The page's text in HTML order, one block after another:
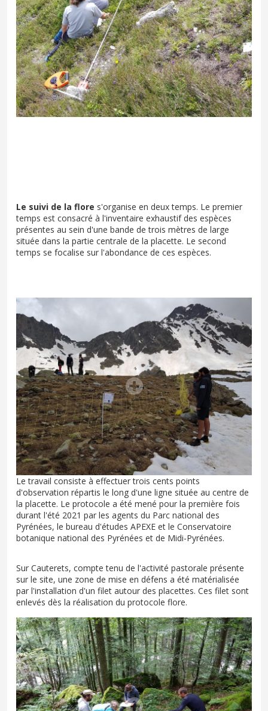
Le suivi de la flore s'organise en deux temps. Le premier
temps est consacré à l'inventaire exhaustif des espèces
présentes au sein d'une bande de trois mètres de large
située dans la partie centrale de la placette. Le second
temps se focalise sur l'abondance de ces espèces.
Le travail consiste à effectuer trois cents points
d'observation répartis le long d'une ligne située au centre de
la placette. Le protocole a été mené pour la première fois
durant l'été 2021 par les agents du Parc national des
Pyrénées, le bureau d'études APEXE et le Conservatoire
botanique national des Pyrénées et de Midi-Pyrénées.
Sur Cauterets, compte tenu de l'activité pastorale présente
sur le site, une zone de mise en défens a été matérialisée
par l'installation d'un filet autour des placettes. Ces filet sont
enlevés dès la réalisation du protocole flore.